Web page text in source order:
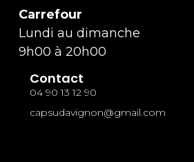
Carrefour
Lundi au dimanche
9h00 à 20h00
Contact
04 90 13 12 90
capsudavignon@gmail.com